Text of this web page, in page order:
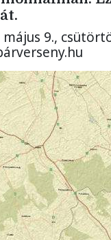
május 9.,